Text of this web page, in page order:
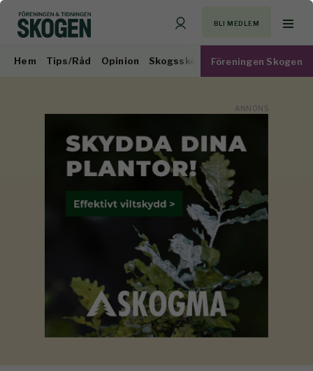
BLI MEDLEM
Hem Tips/Råd Opinion Skogsskötsel Virkesmarknad
Föreningen Skogen